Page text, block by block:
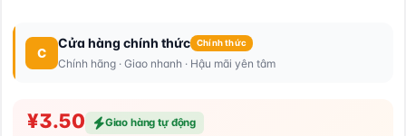
C
Cửa hàng chính thức Chính thức
Chính hãng · Giao nhanh · Hậu mãi yên tâm
¥3.50 Giao hàng tự động